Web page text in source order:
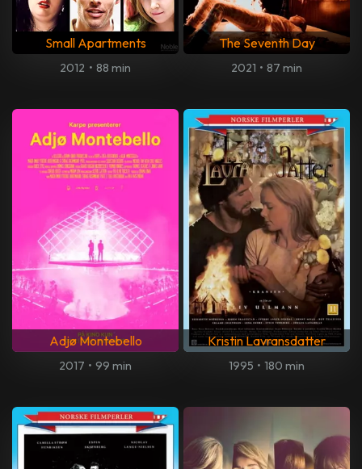
Small Apartments
2012 • 88 min
The Seventh Day
2021 • 87 min
Adjø Montebello
2017 • 99 min
Kristin Lavransdatter
1995 • 180 min